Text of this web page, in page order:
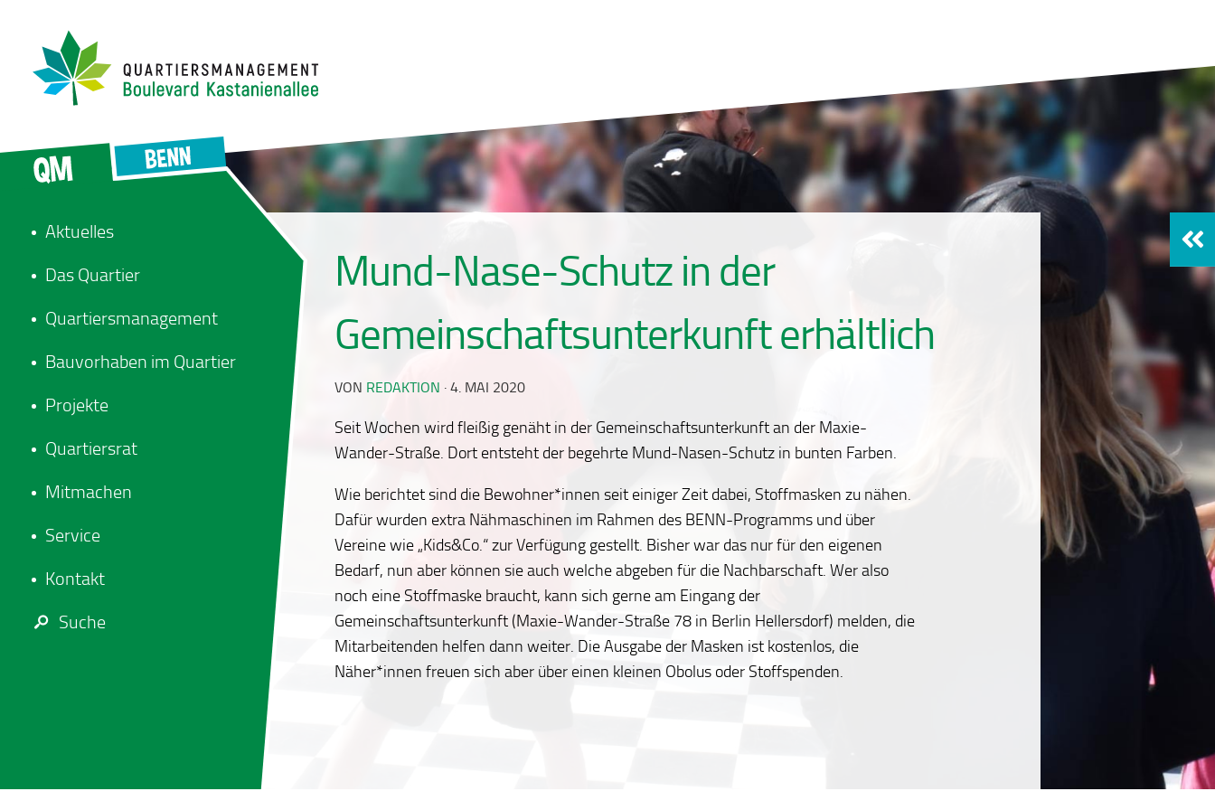
Mund-Nase-Schutz in der
Gemeinschaftsunterkunft erhältlich
VON REDAKTION · 4. MAI 2020
Seit Wochen wird fleißig genäht in der Gemeinschaftsunterkunft an der Maxie-
Wander-Straße. Dort entsteht der begehrte Mund-Nasen-Schutz in bunten Farben.
Wie berichtet sind die Bewohner*innen seit einiger Zeit dabei, Stoffmasken zu nähen.
Dafür wurden extra Nähmaschinen im Rahmen des BENN-Programms und über
Vereine wie „Kids&Co.“ zur Verfügung gestellt. Bisher war das nur für den eigenen
Bedarf, nun aber können sie auch welche abgeben für die Nachbarschaft. Wer also
noch eine Stoffmaske braucht, kann sich gerne am Eingang der
Gemeinschaftsunterkunft (Maxie-Wander-Straße 78 in Berlin Hellersdorf) melden, die
Mitarbeitenden helfen dann weiter. Die Ausgabe der Masken ist kostenlos, die
Näher*innen freuen sich aber über einen kleinen Obolus oder Stoffspenden.
Aktuelles
Das Quartier
Quartiersmanagement
Bauvorhaben im Quartier
Projekte
Quartiersrat
Mitmachen
Service
Kontakt
Suche